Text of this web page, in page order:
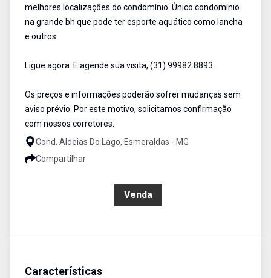
melhores localizações do condomínio. Único condomínio
na grande bh que pode ter esporte aquático como lancha
e outros.
Ligue agora. E agende sua visita, (31) 99982 8893.
Os preços e informações poderão sofrer mudanças sem
aviso prévio. Por este motivo, solicitamos confirmação
com nossos corretores.
Cond. Aldeias Do Lago, Esmeraldas - MG
Compartilhar
Venda
Características